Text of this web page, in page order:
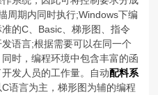
周期内同时执行;Windows下编
的C、Basic、梯形图、指令
语言;根据需要可以在同一个
时，编程环境中包含丰富的函
发人员的工作量。自动配料系
语言为主，梯形图为辅的编程